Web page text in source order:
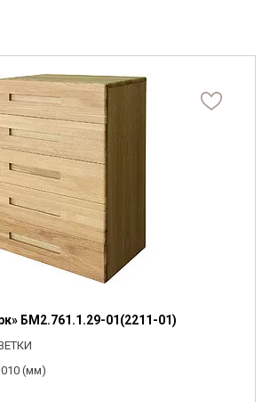
БМ2.761.1.29-01(2211-01)
(мм)